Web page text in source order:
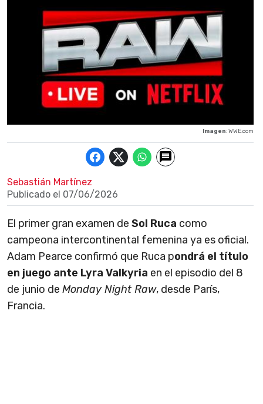
Imagen: WWE.com
Sebastián Martínez
Publicado el 07/06/2026
El primer gran examen de Sol Ruca como
campeona intercontinental femenina ya es oficial.
Adam Pearce confirmó que Ruca pondrá el título
en juego ante Lyra Valkyria en el episodio del 8
de junio de Monday Night Raw, desde París,
Francia.